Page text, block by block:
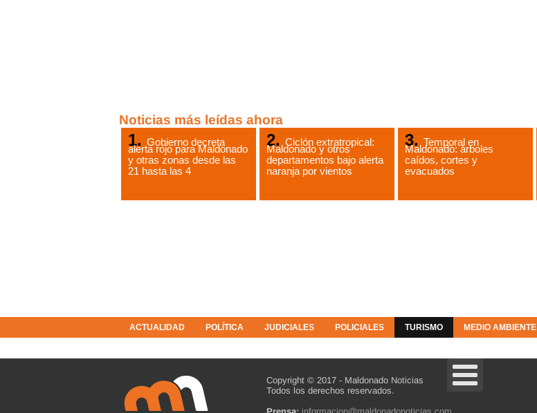
Noticias más leídas ahora
Gobierno decreta
alerta rojo para Maldonado
y otras zonas desde las
21 hasta las 4
Ciclón extratropical:
Maldonado y otros
departamentos bajo alerta
naranja por vientos
Temporal en
Maldonado: árboles
caídos, cortes y
evacuados
ACTUALIDAD POLÍTICA JUDICIALES POLICIALES TURISMO MEDIO AMBIENTE
Copyright © 2017 - Maldonado Noticias
Todos los derechos reservados.